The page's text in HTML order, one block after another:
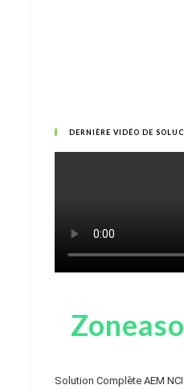
DERNIÈRE VIDÉO DE
Solution Complète AEM